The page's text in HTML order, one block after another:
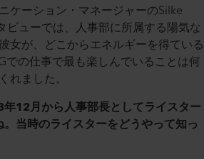
ケーション・マネージャーのSilke
ューでは、人事部に所属する陽気な
女が、どこからエネルギーを得ている
での仕事で最も楽しんでいることは何
れました。
12月から人事部長としてライスター
当時のライスターをどうやって知っ